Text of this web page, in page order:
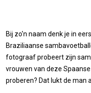
Bij zo'n naam denk je in
Braziliaanse
fotograaf probeert zijn
vrouwen van deze
proberen? Dat lukt de man